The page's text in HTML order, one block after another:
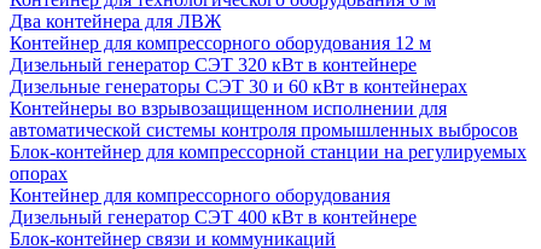
Два контейнера для ЛВЖ
Контейнер для компрессорного оборудования 12 м
Дизельный генератор СЭТ 320 кВт в контейнере
Дизельные генераторы СЭТ 30 и 60 кВт в контейнерах
Контейнеры во взрывозащищенном исполнении для
автоматической системы контроля промышленных выбросов
Блок-контейнер для компрессорной станции на регулируемых
опорах
Контейнер для компрессорного оборудования
Дизельный генератор СЭТ 400 кВт в контейнере
Блок-контейнер связи и коммуникаций